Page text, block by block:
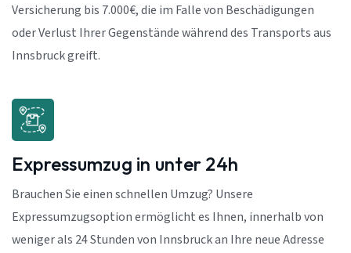
Versicherung bis 7.000€, die im Falle von Beschädigungen
oder Verlust Ihrer Gegenstände während des Transports aus
Innsbruck greift.
Expressumzug in unter 24h
Brauchen Sie einen schnellen Umzug? Unsere
Expressumzugsoption ermöglicht es Ihnen, innerhalb von
weniger als 24 Stunden von Innsbruck an Ihre neue Adresse